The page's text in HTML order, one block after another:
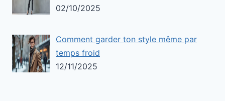
02/10/2025
Comment garder ton style même par
temps froid
12/11/2025